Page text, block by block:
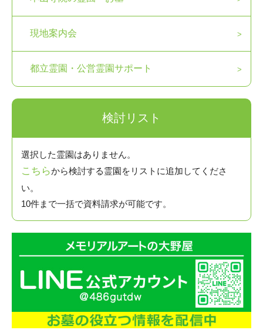
現地案内会
都立霊園・公営霊園サポート
検討リスト
選択した霊園はありません。
こちらから検討する霊園をリストに追加してくださ
い。
10件まで一括で資料請求が可能です。